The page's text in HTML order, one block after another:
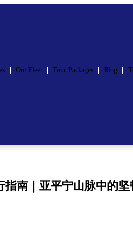
Our Fleet Tour Packages Blog
南｜亚平宁山脉中的